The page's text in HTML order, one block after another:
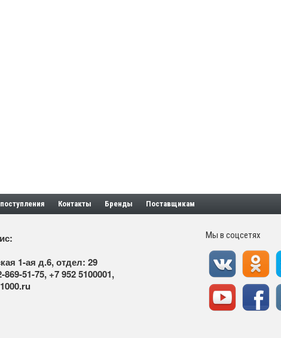
Контакты Бренды Поставщикам
1-ая д.6, отдел: 29
869-51-75, +7 952 5100001,
Мы в соцсетях